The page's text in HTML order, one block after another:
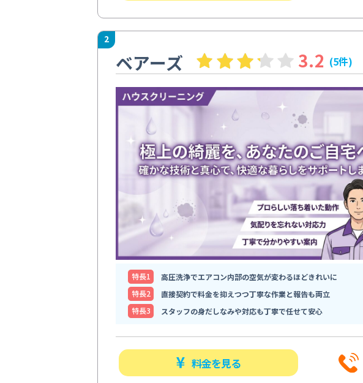
2
ベアーズ 3.2 (5件)
特⻑1
高圧洗浄でエアコン内部の空気が変わるほどきれいに
特⻑2
直接契約で料金を抑えつつ丁寧な作業と報告も両立
特⻑3
スタッフの身だしなみや対応も丁寧で任せて安心
料金を見る